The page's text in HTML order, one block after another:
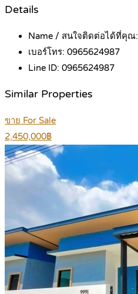
Details
Name / สนใจติดต่อได้ที่คุณ:
เบอร์โทร: 0965624987
Line ID: 0965624987
Similar Properties
ขาย For Sale
2,450,000฿